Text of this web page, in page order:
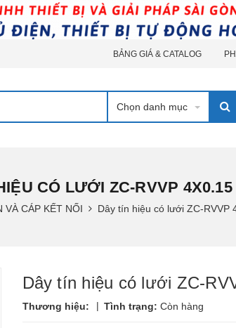
BẢNG GIÁ & CATALOG
Chọn danh mục
CÓ LƯỚI ZC-RVVP 4X0.15
VÀ CÁP KẾT NỐI Dây tín hiệu có lưới ZC-RVVP
Dây tín hiệu có lưới ZC-
Thương hiệu: | Tình trạng: Còn hàng